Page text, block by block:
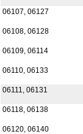
06107, 06127
06108, 06128
06109, 06114
06110, 06133
06111, 06131
06118, 06138
06120, 06140